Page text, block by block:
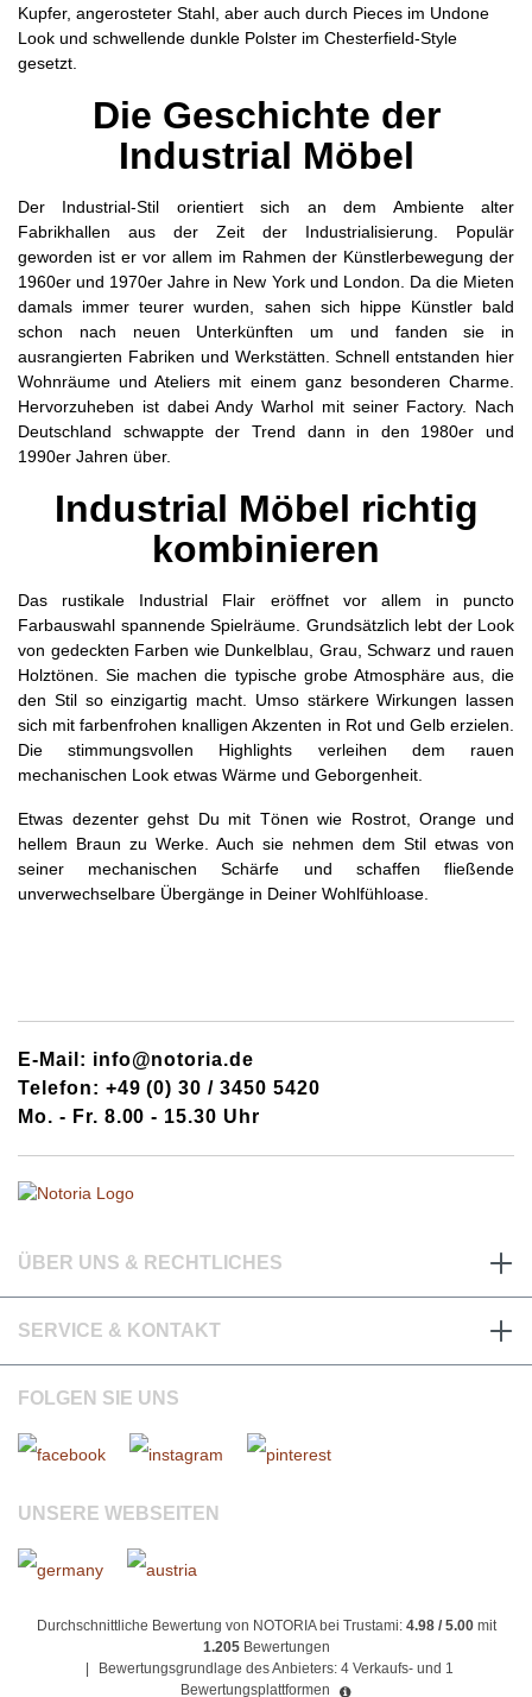
Kupfer, angerosteter Stahl, aber auch durch Pieces im Undone
Look und schwellende dunkle Polster im Chesterfield-Style
gesetzt.
Die Geschichte der
Industrial Möbel
Der Industrial-Stil orientiert sich an dem Ambiente alter
Fabrikhallen aus der Zeit der Industrialisierung. Populär
geworden ist er vor allem im Rahmen der Künstlerbewegung der
1960er und 1970er Jahre in New York und London. Da die Mieten
damals immer teurer wurden, sahen sich hippe Künstler bald
schon nach neuen Unterkünften um und fanden sie in
ausrangierten Fabriken und Werkstätten. Schnell entstanden hier
Wohnräume und Ateliers mit einem ganz besonderen Charme.
Hervorzuheben ist dabei Andy Warhol mit seiner Factory. Nach
Deutschland schwappte der Trend dann in den 1980er und
1990er Jahren über.
Industrial Möbel richtig
kombinieren
Das rustikale Industrial Flair eröffnet vor allem in puncto
Farbauswahl spannende Spielräume. Grundsätzlich lebt der Look
von gedeckten Farben wie Dunkelblau, Grau, Schwarz und rauen
Holztönen. Sie machen die typische grobe Atmosphäre aus, die
den Stil so einzigartig macht. Umso stärkere Wirkungen lassen
sich mit farbenfrohen knalligen Akzenten in Rot und Gelb erzielen.
Die stimmungsvollen Highlights verleihen dem rauen
mechanischen Look etwas Wärme und Geborgenheit.
Etwas dezenter gehst Du mit Tönen wie Rostrot, Orange und
hellem Braun zu Werke. Auch sie nehmen dem Stil etwas von
seiner mechanischen Schärfe und schaffen fließende
unverwechselbare Übergänge in Deiner Wohlfühloase.
E-Mail: info@notoria.de
Telefon: +49 (0) 30 / 3450 5420
Mo. - Fr. 8.00 - 15.30 Uhr
ÜBER UNS & RECHTLICHES
SERVICE & KONTAKT
FOLGEN SIE UNS
UNSERE WEBSEITEN
Durchschnittliche Bewertung von NOTORIA bei Trustami: 4.98 / 5.00mit
1.205 Bewertungen
Bewertungsgrundlage des Anbieters: 4 Verkaufs- und 1
Bewertungsplattformen